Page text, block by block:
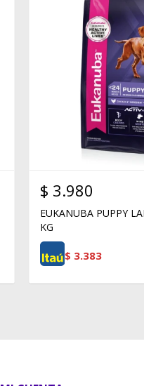
$ 3.980
EUKANUBA PUPPY
KG
$ 3.383